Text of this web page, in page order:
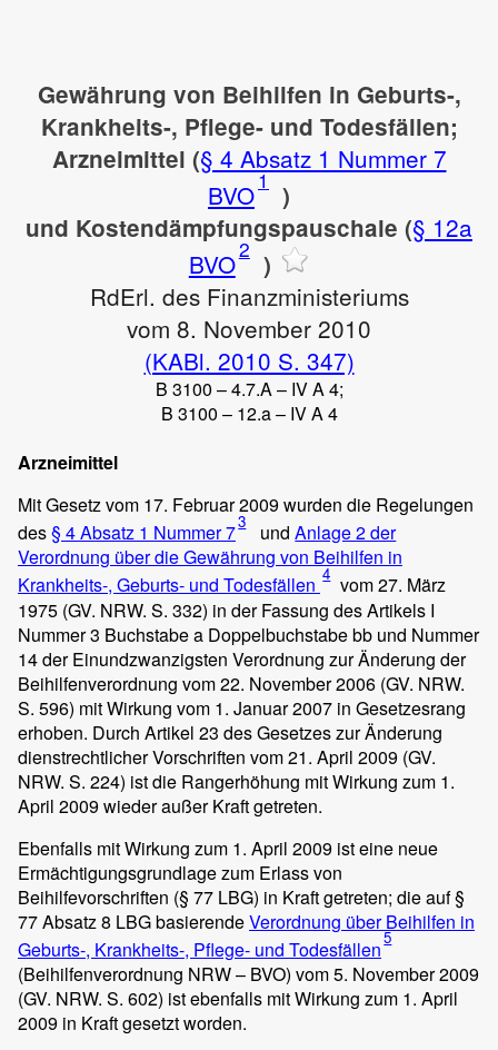
Gewährung von Beihilfen in Geburts-,
Krankheits-, Pflege- und Todesfällen;
Arzneimittel (§ 4 Absatz 1 Nummer 7
BVO1 )
und Kostendämpfungspauschale (§ 12a
BVO2 )
RdErl. des Finanzministeriums
vom 8. November 2010
(KABl. 2010 S. 347)
B 3100 – 4.7.A – IV A 4;
B 3100 – 12.a – IV A 4
Arzneimittel
Mit Gesetz vom 17. Februar 2009 wurden die Regelungen
des§ 4 Absatz 1 Nummer 73 undAnlage 2 der
Verordnung über die Gewährung von Beihilfen in
Krankheits-, Geburts- und Todesfällen 4 vom 27. März
1975 (GV. NRW. S. 332) in der Fassung des Artikels I
Nummer 3 Buchstabe a Doppelbuchstabe bb und Nummer
14 der Einundzwanzigsten Verordnung zur Änderung der
Beihilfenverordnung vom 22. November 2006 (GV. NRW.
S. 596) mit Wirkung vom 1. Januar 2007 in Gesetzesrang
erhoben. Durch Artikel 23 des Gesetzes zur Änderung
dienstrechtlicher Vorschriften vom 21. April 2009 (GV.
NRW. S. 224) ist die Rangerhöhung mit Wirkung zum 1.
April 2009 wieder außer Kraft getreten.
Ebenfalls mit Wirkung zum 1. April 2009 ist eine neue
Ermächtigungsgrundlage zum Erlass von
Beihilfevorschriften (§ 77 LBG) in Kraft getreten; die auf §
77 Absatz 8 LBG basierendeVerordnung über Beihilfen in
Geburts-, Krankheits-, Pflege- und Todesfällen5
(Beihilfenverordnung NRW – BVO) vom 5. November 2009
(GV. NRW. S. 602) ist ebenfalls mit Wirkung zum 1. April
2009 in Kraft gesetzt worden.